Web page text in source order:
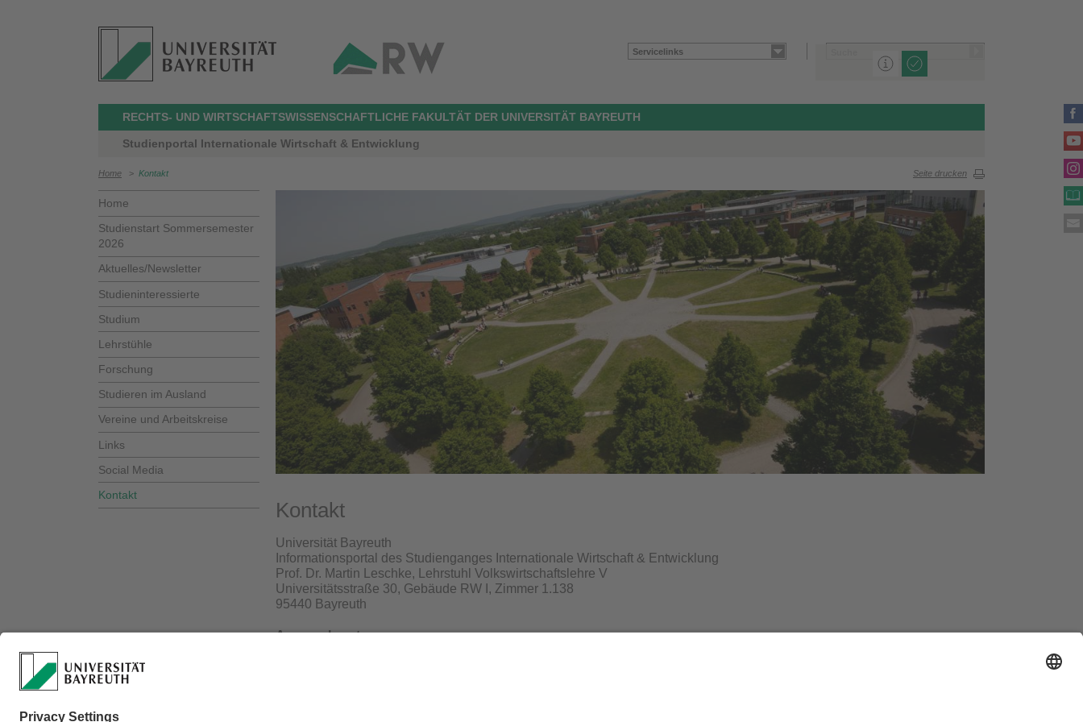
Servicelinks
RECHTS- UND WIRTSCHAFTSWISSENSCHAFTLICHE FAKULTÄT DER UNIVERSITÄT BAYREUTH
Studienportal Internationale Wirtschaft & Entwicklung
Home > Kontakt Seite drucken
Home
Studienstart Sommersemester
2026
Aktuelles/Newsletter
Studieninteressierte
Studium
Lehrstühle
Forschung
Studieren im Ausland
Vereine und Arbeitskreise
Links
Social Media
Kontakt
Kontakt
Universität Bayreuth
Informationsportal des Studienganges Internationale Wirtschaft & Entwicklung
Prof. Dr. Martin Leschke, Lehrstuhl Volkswirtschaftslehre V
Universitätsstraße 30, Gebäude RW I, Zimmer 1.138
95440 Bayreuth
Ansprechpartner: